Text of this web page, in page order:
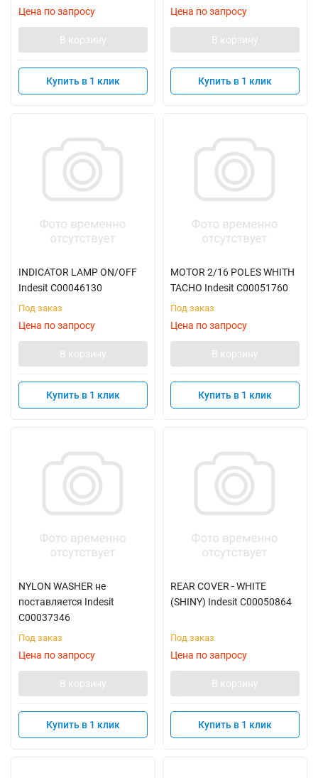
Цена по запросу
В корзину
Купить в 1 клик
Цена по запросу
В корзину
Купить в 1 клик
INDICATOR LAMP ON/OFF
Indesit C00046130
Под заказ
Цена по запросу
В корзину
Купить в 1 клик
MOTOR 2/16 POLES WHITH
TACHO Indesit C00051760
Под заказ
Цена по запросу
В корзину
Купить в 1 клик
NYLON WASHER не
поставляется Indesit
C00037346
Под заказ
Цена по запросу
В корзину
Купить в 1 клик
REAR COVER - WHITE
(SHINY) Indesit C00050864
Под заказ
Цена по запросу
В корзину
Купить в 1 клик